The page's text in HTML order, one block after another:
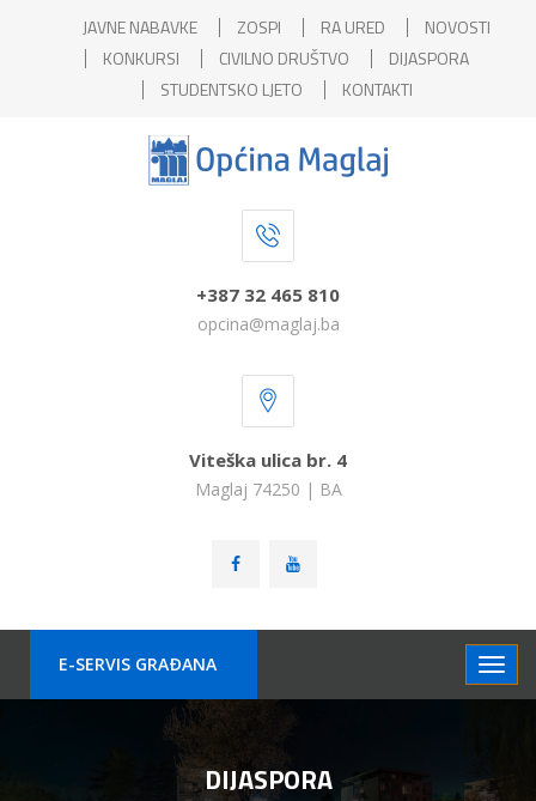
JAVNE NABAVKE ZOSPI RA URED
NOVOSTI
KONKURSI
CIVILNO DRUŠTVO
DIJASPORA
STUDENTSKO LJETO
KONTAKTI
+387 32 465 810
opcina@maglaj.ba
Viteška ulica br. 4
Maglaj 74250 | BA
E-SERVIS GRAÐANA
DIJASPORA